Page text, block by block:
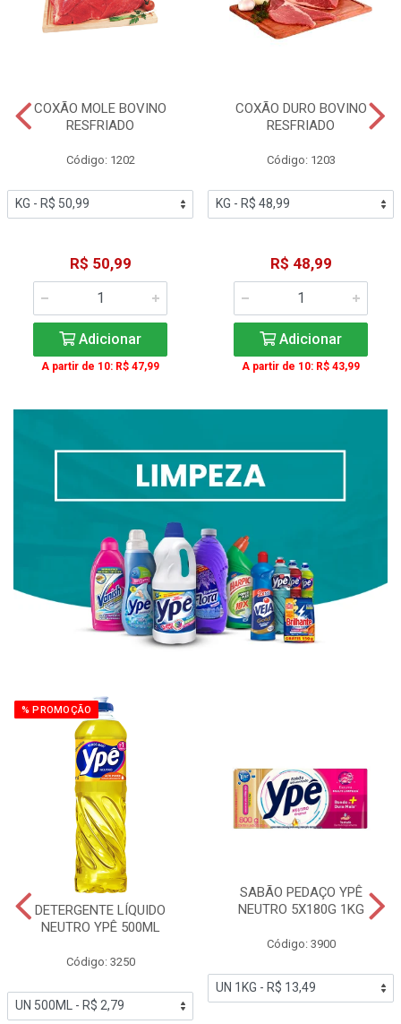
COXÃO MOLE BOVINO
RESFRIADO
Código: 1202
R$ 50,99
Adicionar
A partir de 10: R$ 47,99
COXÃO DURO BOVINO
RESFRIADO
Código: 1203
R$ 48,99
Adicionar
A partir de 10: R$ 43,99
% PROMOÇÃO
DETERGENTE LÍQUIDO
NEUTRO YPÊ 500ML
Código: 3250
SABÃO PEDAÇO YPÊ
NEUTRO 5X180G 1KG
Código: 3900